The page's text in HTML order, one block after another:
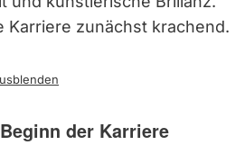
Karriere zunächst krachend.
der Karriere